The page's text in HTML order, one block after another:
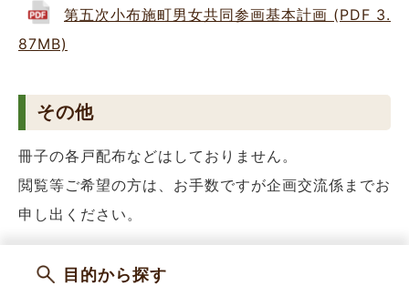
第五次小布施町男女共同参画基本計画 (PDF 3.
87MB)
その他
冊子の各戸配布などはしておりません。
閲覧等ご希望の方は、お手数ですが企画交流係までお
申し出ください。
カテゴリー 施策計画
目的から探す